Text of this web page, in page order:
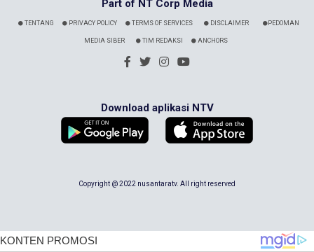
Part of NT Corp Media
TENTANG PRIVACY POLICY TERMS OF SERVICES DISCLAIMER PEDOMAN
MEDIA SIBER TIM REDAKSI ANCHORS
Download aplikasi NTV
Copyright @ 2022 nusantaratv. All right reserved